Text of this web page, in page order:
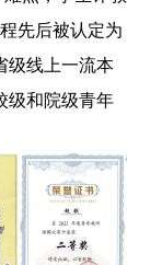
先后被认定为
级线上一流本
级和院级青年